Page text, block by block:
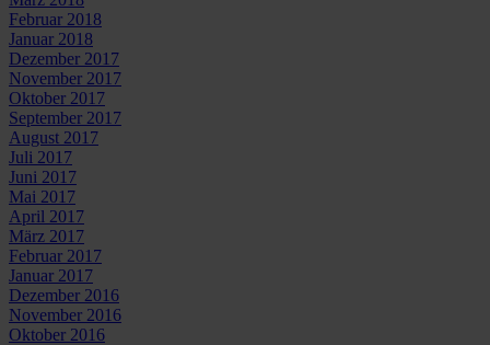
Februar 2018
Januar 2018
Dezember 2017
November 2017
Oktober 2017
September 2017
August 2017
Juli 2017
Juni 2017
Mai 2017
April 2017
März 2017
Februar 2017
Januar 2017
Dezember 2016
November 2016
Oktober 2016